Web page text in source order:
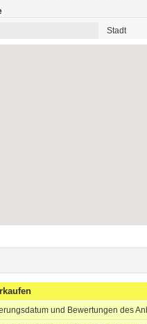
Stadt
und Bewertungen des